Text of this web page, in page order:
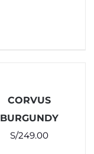
CORVUS
BURGUNDY
S/249.00